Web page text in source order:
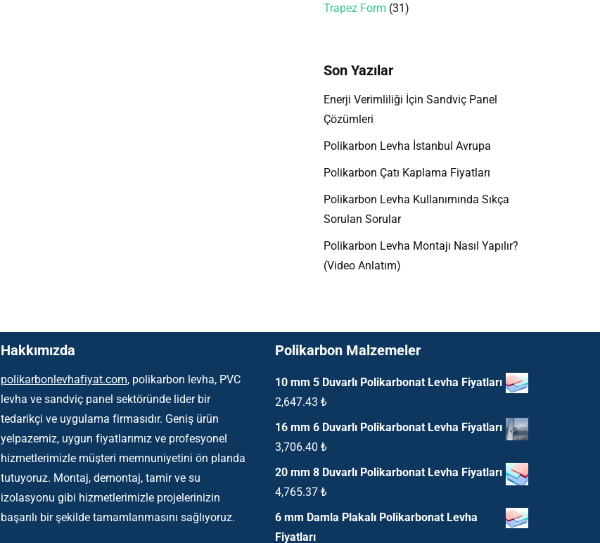
Trapez Form 31
Son Yazılar
Enerji Verimliliği İçin Sandviç Panel
Çözümleri
Polikarbon Levha İstanbul Avrupa
Polikarbon Çatı Kaplama Fiyatları
Polikarbon Levha Kullanımında Sıkça
Sorulan Sorular
Polikarbon Levha Montajı Nasıl Yapılır?
(Video Anlatım)
Hakkımızda
polikarbonlevhafiyat.com, polikarbon levha, PVC
levha ve sandviç panel sektöründe lider bir
tedarikçi ve uygulama firmasıdır. Geniş ürün
yelpazemiz, uygun fiyatlarımız ve profesyonel
hizmetlerimizle müşteri memnuniyetini ön planda
tutuyoruz. Montaj, demontaj, tamir ve su
izolasyonu gibi hizmetlerimizle projelerinizin
başarılı bir şekilde tamamlanmasını sağlıyoruz.
Polikarbon Malzemeler
10 mm 5 Duvarlı Polikarbonat Levha Fiyatları
2,647.43 ₺
16 mm 6 Duvarlı Polikarbonat Levha Fiyatları
3,706.40 ₺
20 mm 8 Duvarlı Polikarbonat Levha Fiyatları
4,765.37 ₺
6 mm Damla Plakalı Polikarbonat Levha
Fiyatları